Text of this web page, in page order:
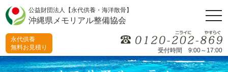
公益財団法人【永代供養・海洋散骨】
沖縄県メモリアル整備協会
受付時間 9:00～17:00
永代供養
無料お見積り